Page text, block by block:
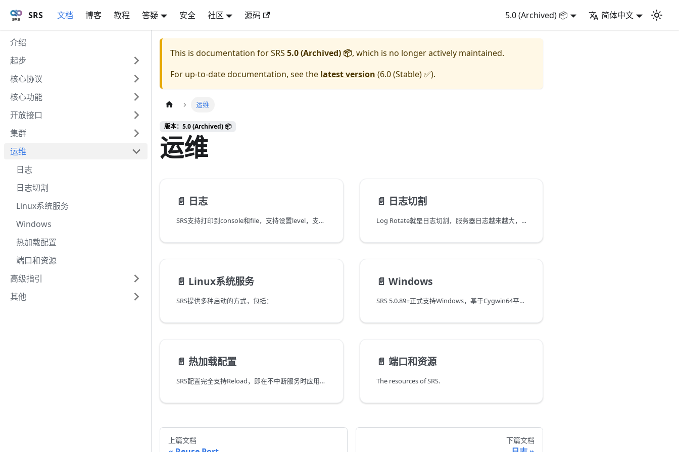
SRS 文档 博客 教程 答疑 安全 社区 源码 5.0 (Archived) 📦 简体中文
介绍
起步
核心协议
核心功能
开放接口
集群
运维
日志
日志切割
Linux系统服务
Windows
热加载配置
端口和资源
高级指引
其他
This is documentation forSRS 5.0 (Archived) 📦, which is no longer actively maintained.
For up-to-date documentation, see the latest version (6.0 (Stable) ✅).
运维
版本：5.0 (Archived) 📦
运维
📄️ 日志
SRS支持打印到console和file，支持设置level，支持连接级别的日志，支持可追溯日志。
📄️ 日志切割
Log Rotate就是日志切割，服务器日志越来越大，如何压缩日志，或者丢弃古老的日志？SRS讲日志管理交给外部系统，提供了接口可以切割日志。
📄️ Linux系统服务
SRS提供多种启动的方式，包括：
📄️ Windows
SRS 5.0.89+正式支持Windows，基于Cygwin64平台，支持代码编译，以及流水线，每个5.0的版本都会提供安装包。
📄️ 热加载配置
SRS配置完全支持Reload，即在不中断服务时应用配置的修改。
📄️ 端口和资源
The resources of SRS.
上篇文档 下篇文档